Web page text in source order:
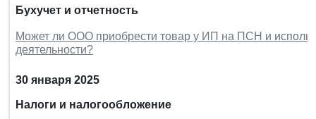
Бухучет и отчетность
Может ли ООО приобрести товар у ИП на ПСН и
деятельности?
30 января 2025
Налоги и налогообложение